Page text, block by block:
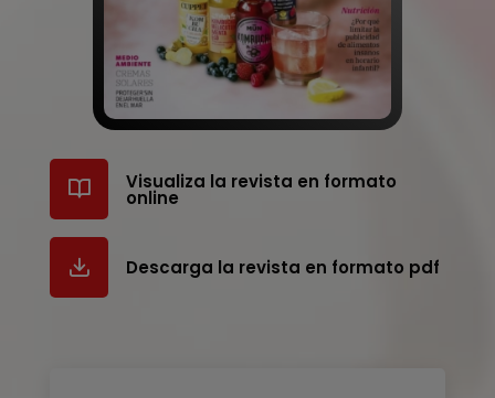
Visualiza la revista en formato
online
Descarga la revista en formato pdf